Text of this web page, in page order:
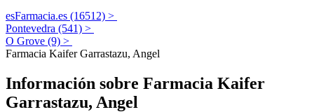
esFarmacia.es (16512) >
Pontevedra (541) >
O Grove (9) >
Farmacia Kaifer Garrastazu, Angel
Información sobre Farmacia Kaifer
Garrastazu, Angel